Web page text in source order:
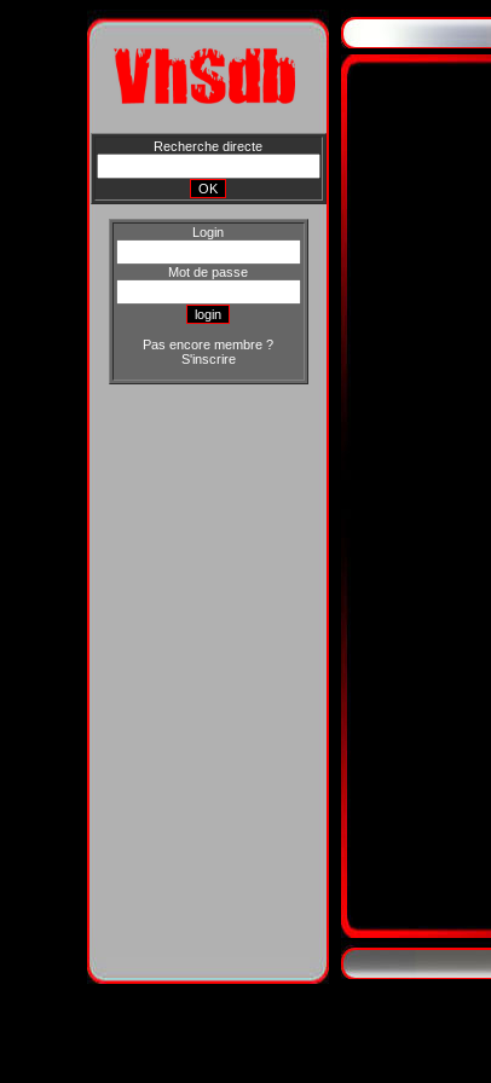
Recherche directe
Login
Mot de passe
Pas encore membre ?
S'inscrire